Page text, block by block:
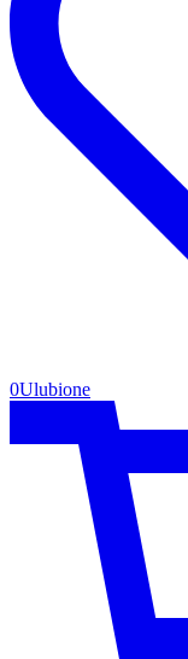
0Ulubione